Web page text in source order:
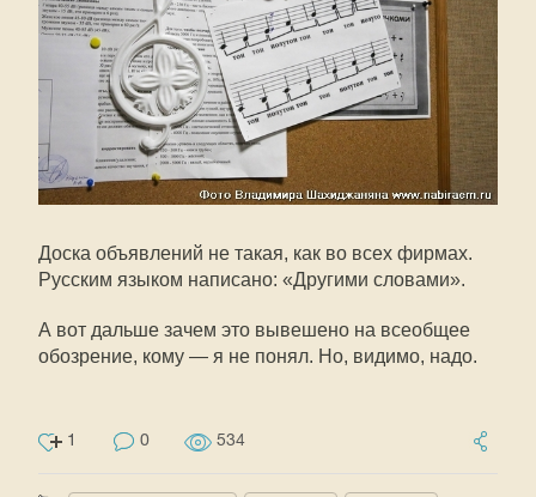
Доска объявлений не такая, как во всех фирмах.
Русским языком написано: «Другими словами».
А вот дальше зачем это вывешено на всеобщее
обозрение, кому — я не понял. Но, видимо, надо.
1 0 534